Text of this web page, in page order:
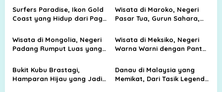
a
v
i
g
t
Surfers Paradise, Ikon Gold
Coast yang Hidup dari Pagi
Wisata di Maroko, Negeri
Pasar Tua, Gurun Sahara,
Wisata di Mongolia, Negeri
Padang Rumput Luas yang
Lebih Dekat
Wisata di Meksiko, Negeri
Warna Warni dengan Pantai
Peradaban Kuno
Bukit Kubu Brastagi,
Hamparan Hijau yang Jadi
Danau di Malaysia yang
Memikat, Dari Tasik Legenda